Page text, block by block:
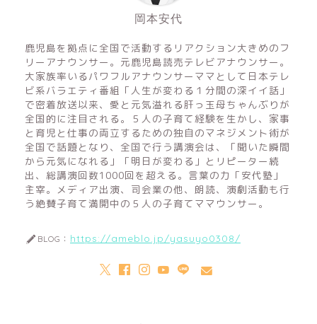
岡本安代
鹿児島を拠点に全国で活動するリアクション大きめのフ
リーアナウンサー。元鹿児島読売テレビアナウンサー。
大家族率いるパワフルアナウンサーママとして日本テレ
ビ系バラエティ番組「人生が変わる１分間の深イイ話」
で密着放送以来、愛と元気溢れる肝っ玉母ちゃんぶりが
全国的に注目される。５人の子育て経験を生かし、家事
と育児と仕事の両立するための独自のマネジメント術が
全国で話題となり、全国で行う講演会は、「聞いた瞬間
から元気になれる」「明日が変わる」とリピーター続
出、総講演回数1000回を超える。言葉の力「安代塾」
主宰。メディア出演、司会業の他、朗読、演劇活動も行
う絶賛子育て満開中の５人の子育てママウンサー。
BLOG： https://ameblo.jp/yasuyo0308/